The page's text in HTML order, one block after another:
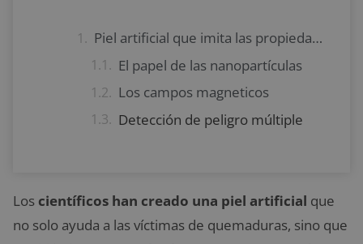
Piel artificial que imita las propiedades de la piel humana
El papel de las nanopartículas
Los campos magneticos
Detección de peligro múltiple
Los científicos han creado una piel artificial que
no solo ayuda a las víctimas de quemaduras, sino que